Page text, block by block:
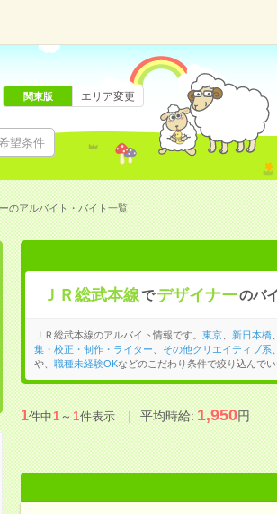
望条件
関東版 エリア変更
のアルバイト・バイト一覧
ＪＲ総武本線で デザイナーのバ
ＪＲ総武本線のアルバイト情報です。 東京、 新日本橋、
集・校正・制作・ライター
その他クリエイティブ系
や、 職種未経験OKなどのこだわり条件で絞り込んでい
1件中1～1件表示 平均時給:1,950円